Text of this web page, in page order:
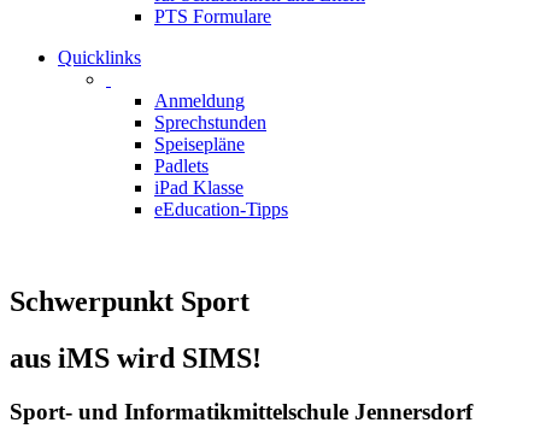
PTS Formulare
Quicklinks
Anmeldung
Sprechstunden
Speisepläne
Padlets
iPad Klasse
eEducation-Tipps
Schwerpunkt Sport
aus iMS wird SIMS!
Sport- und Informatikmittelschule Jennersdorf